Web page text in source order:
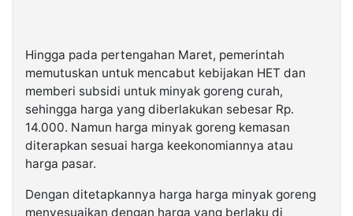
Hingga pada pertengahan Maret, pemerintah
memutuskan untuk mencabut kebijakan HET dan
memberi subsidi untuk minyak goreng curah,
sehingga harga yang diberlakukan sebesar Rp.
14.000. Namun harga minyak goreng kemasan
diterapkan sesuai harga keekonomiannya atau
harga pasar.
Dengan ditetapkannya harga harga minyak goreng
menyesuaikan dengan harga yang berlaku di